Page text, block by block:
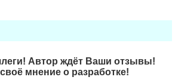
Автор ждёт Ваши отзывы!
мнение о разработке!